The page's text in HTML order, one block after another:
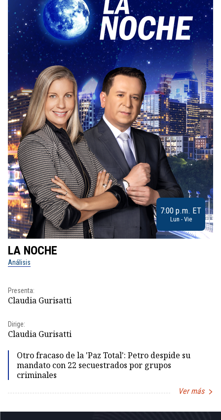
7:00 p.m. ET
Lun - Vie
LA NOCHE
Análisis
Presenta:
Claudia Gurisatti
Dirige:
Claudia Gurisatti
Otro fracaso de la 'Paz Total': Petro despide su
mandato con 22 secuestrados por grupos
criminales
Ver más
1